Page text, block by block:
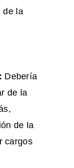
de la
Debería
de la
de la
cargos